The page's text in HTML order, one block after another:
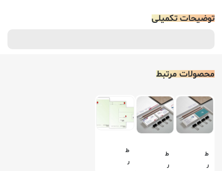
توضیحات تکمیلی
محصولات مرتبط
ط
ر
ط
ر
ط
ر